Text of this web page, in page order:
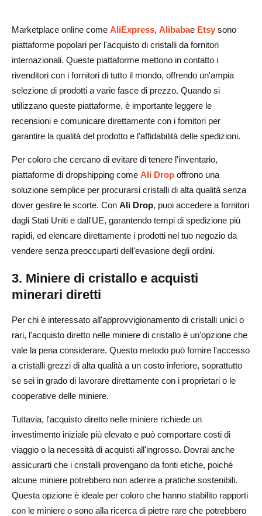
Marketplace online come AliExpress, Alibabae Etsy sono
piattaforme popolari per l'acquisto di cristalli da fornitori
internazionali. Queste piattaforme mettono in contatto i
rivenditori con i fornitori di tutto il mondo, offrendo un'ampia
selezione di prodotti a varie fasce di prezzo. Quando si
utilizzano queste piattaforme, è importante leggere le
recensioni e comunicare direttamente con i fornitori per
garantire la qualità del prodotto e l'affidabilità delle spedizioni.
Per coloro che cercano di evitare di tenere l'inventario,
piattaforme di dropshipping come Ali Drop offrono una
soluzione semplice per procurarsi cristalli di alta qualità senza
dover gestire le scorte. Con Ali Drop, puoi accedere a fornitori
dagli Stati Uniti e dall'UE, garantendo tempi di spedizione più
rapidi, ed elencare direttamente i prodotti nel tuo negozio da
vendere senza preoccuparti dell'evasione degli ordini.
3. Miniere di cristallo e acquisti
minerari diretti
Per chi è interessato all'approvvigionamento di cristalli unici o
rari, l'acquisto diretto nelle miniere di cristallo è un'opzione che
vale la pena considerare. Questo metodo può fornire l'accesso
a cristalli grezzi di alta qualità a un costo inferiore, soprattutto
se sei in grado di lavorare direttamente con i proprietari o le
cooperative delle miniere.
Tuttavia, l'acquisto diretto nelle miniere richiede un
investimento iniziale più elevato e può comportare costi di
viaggio o la necessità di acquisti all'ingrosso. Dovrai anche
assicurarti che i cristalli provengano da fonti etiche, poiché
alcune miniere potrebbero non aderire a pratiche sostenibili.
Questa opzione è ideale per coloro che hanno stabilito rapporti
con le miniere o sono alla ricerca di pietre rare che potrebbero